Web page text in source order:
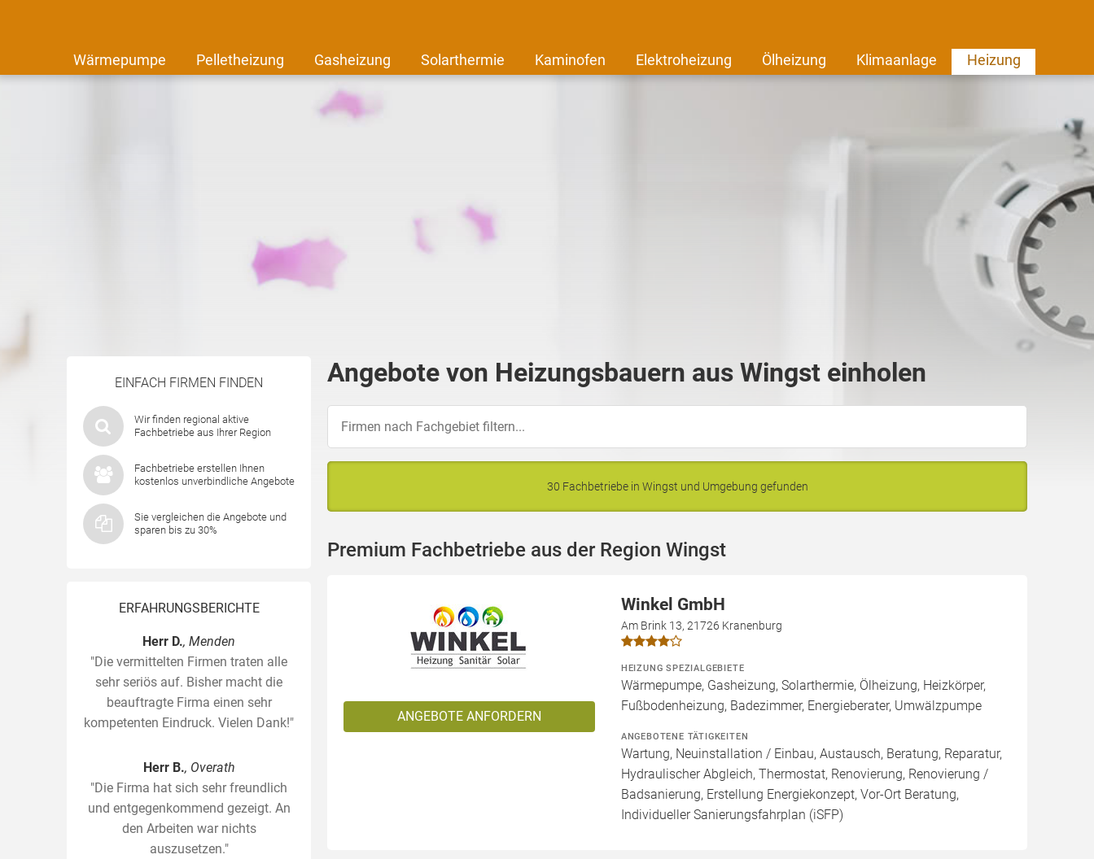
Wärmepumpe Pelletheizung Gasheizung Solarthermie Kaminofen Elektroheizung Ölheizung Klimaanlage Heizung
EINFACH FIRMEN FINDEN
Wir finden regional aktive
Fachbetriebe aus Ihrer Region
Fachbetriebe erstellen Ihnen
kostenlos unverbindliche Angebote
Sie vergleichen die Angebote und
sparen bis zu 30%
ERFAHRUNGSBERICHTE
Herr D., Menden
"Die vermittelten Firmen traten alle
sehr seriös auf. Bisher macht die
beauftragte Firma einen sehr
kompetenten Eindruck. Vielen Dank!"
Herr B., Overath
"Die Firma hat sich sehr freundlich
und entgegenkommend gezeigt. An
den Arbeiten war nichts
auszusetzen."
Angebote von Heizungsbauern aus Wingst einholen
30 Fachbetriebe in Wingst und Umgebung gefunden
Premium Fachbetriebe aus der Region Wingst
ANGEBOTE ANFORDERN
Winkel GmbH
Am Brink 13, 21726 Kranenburg
HEIZUNG SPEZIALGEBIETE
Wärmepumpe, Gasheizung, Solarthermie, Ölheizung, Heizkörper,
Fußbodenheizung, Badezimmer, Energieberater, Umwälzpumpe
ANGEBOTENE TÄTIGKEITEN
Wartung, Neuinstallation / Einbau, Austausch, Beratung, Reparatur,
Hydraulischer Abgleich, Thermostat, Renovierung, Renovierung /
Badsanierung, Erstellung Energiekonzept, Vor-Ort Beratung,
Individueller Sanierungsfahrplan (iSFP)